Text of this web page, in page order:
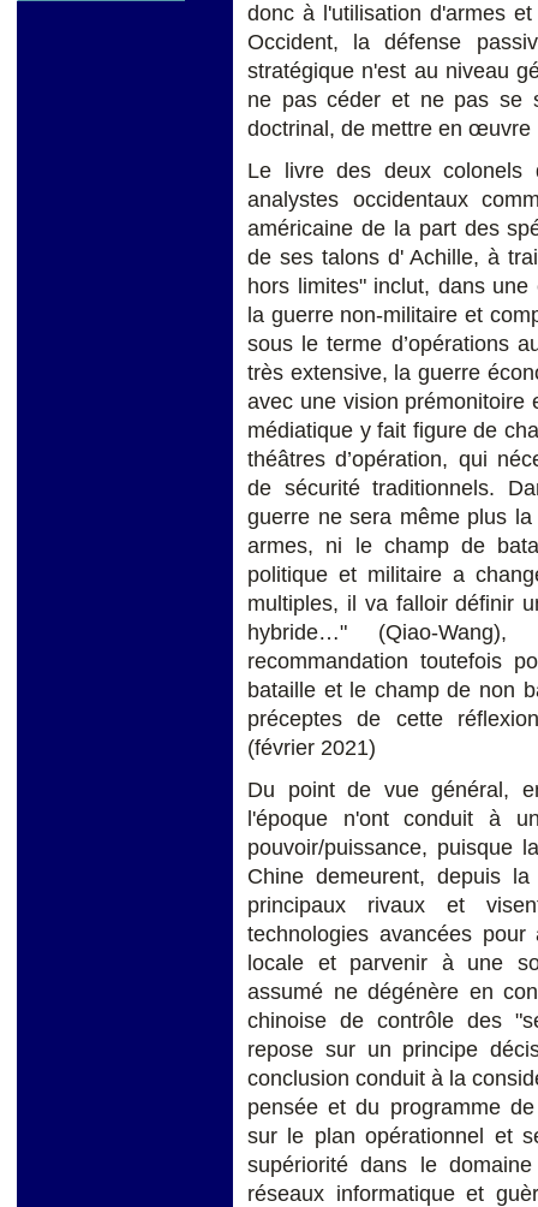
donc à l'utilisation d'armes
Occident, la défense
stratégique n'est au niveau
ne pas céder et ne pas se
doctrinal, de mettre en œuvre
Le livre des deux
analystes occidentaux
américaine de la part des
de ses talons d' Achille, à
hors limites" inclut, dans
la guerre non-militaire et
sous le terme d’opérations
très extensive, la guerre
avec une vision prémonitoire
médiatique y fait figure de
théâtres d’opération, qui
de sécurité traditionnels.
guerre ne sera même plus
armes, ni le champ de
politique et militaire a
multiples, il va falloir définir
hybride…" (Qiao-Wang),
recommandation toutefois
bataille et le champ de non
préceptes de cette
(février 2021)
Du point de vue général,
l'époque n'ont conduit à
pouvoir/puissance, puisque
Chine demeurent, depuis
principaux rivaux et
technologies avancées
locale et parvenir à une
assumé ne dégénère en
chinoise de contrôle des
repose sur un principe
conclusion conduit à la
pensée et du programme
sur le plan opérationnel et
supériorité dans le
réseaux informatique et